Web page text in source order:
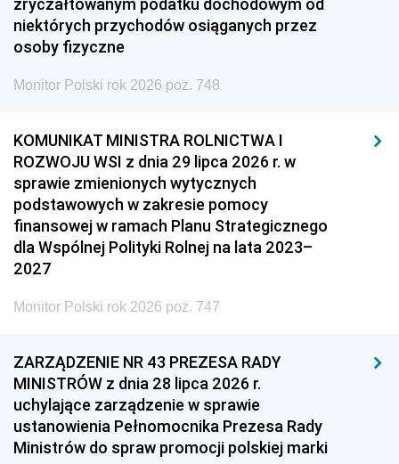
niektórych przychodów osiąganych przez
osoby fizyczne
Monitor Polski rok 2026 poz. 748
KOMUNIKAT MINISTRA ROLNICTWA I
ROZWOJU WSI z dnia 29 lipca 2026 r. w
sprawie zmienionych wytycznych
podstawowych w zakresie pomocy
finansowej w ramach Planu Strategicznego
dla Wspólnej Polityki Rolnej na lata 2023–
2027
Monitor Polski rok 2026 poz. 747
ZARZĄDZENIE NR 43 PREZESA RADY
MINISTRÓW z dnia 28 lipca 2026 r.
uchylające zarządzenie w sprawie
ustanowienia Pełnomocnika Prezesa Rady
Ministrów do spraw promocji polskiej marki